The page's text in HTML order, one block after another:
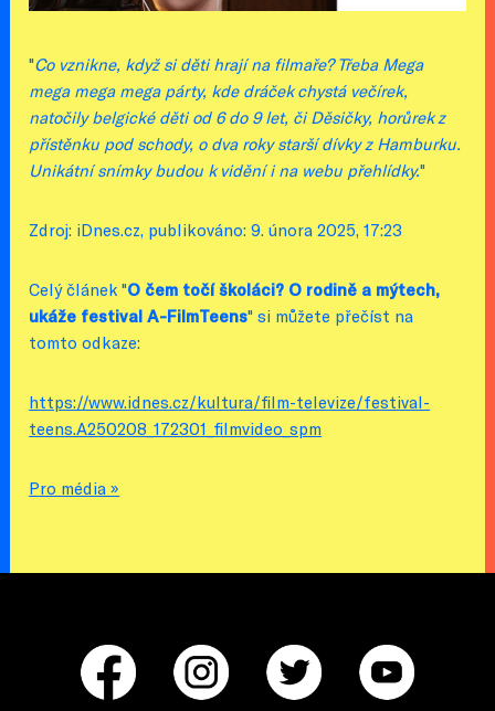
"Co vznikne, když si děti hrají na filmaře? Třeba Mega
mega mega mega párty, kde dráček chystá večírek,
natočily belgické děti od 6 do 9 let, či Děsičky, horůrek z
přístěnku pod schody, o dva roky starší dívky z Hamburku.
Unikátní snímky budou k vidění i na webu přehlídky."
Zdroj: iDnes.cz, publikováno: 9. února 2025, 17:23
Celý článek "O čem točí školáci? O rodině a mýtech,
ukáže festival A-FilmTeens" si můžete přečíst na
tomto odkaze:
https://www.idnes.cz/kultura/film-televize/festival-
teens.A250208_172301_filmvideo_spm
Pro média »